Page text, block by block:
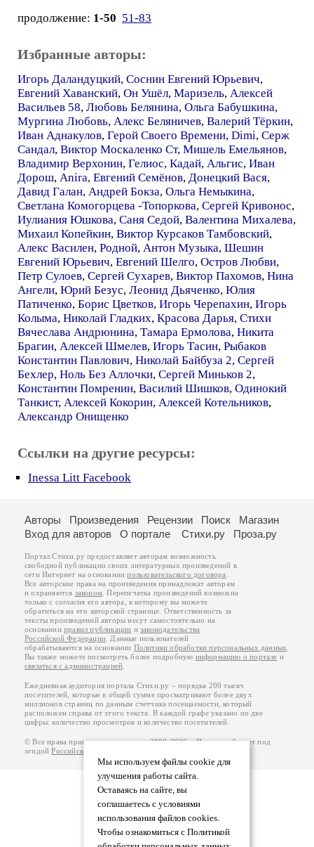
продолжение: 1-50 51-83
Избранные авторы:
Игорь Даландуцкий, Соснин Евгений Юрьевич,
Евгений Хаванский, Он Ушёл, Маризель, Алексей
Васильев 58, Любовь Белянина, Ольга Бабушкина,
Мургина Любовь, Алекс Беляничев, Валерий Тёркин,
Иван Аднакулов, Герой Своего Времени, Dimi, Серж
Сандал, Виктор Москаленко Ст, Мишель Емельянов,
Владимир Верхонин, Гелиос, Кадай, Альгис, Иван
Дорош, Anira, Евгений Семёнов, Донецкий Вася,
Давид Галан, Андрей Бокза, Ольга Немыкина,
Светлана Комогорцева -Топоркова, Сергей Кривонос,
Иулиания Юшкова, Саня Седой, Валентина Михалева,
Михаил Копейкин, Виктор Курсаков Тамбовский,
Алекс Василен, Родной, Антон Музыка, Шешин
Евгений Юрьевич, Евгений Шелго, Остров Любви,
Петр Сулоев, Сергей Сухарев, Виктор Пахомов, Нина
Ангели, Юрий Безус, Леонид Дьяченко, Юлия
Патиченко, Борис Цветков, Игорь Черепахин, Игорь
Колыма, Николай Гладких, Красова Дарья, Стихи
Вячеслава Андрюнина, Тамара Ермолова, Никита
Брагин, Алексей Шмелев, Игорь Тасин, Рыбаков
Константин Павлович, Николай Байбуза 2, Сергей
Бехлер, Ноль Без Аллочки, Сергей Миньков 2,
Константин Помренин, Василий Шишков, Одинокий
Танкист, Алексей Кокорин, Алексей Котельников,
Александр Онищенко
Ссылки на другие ресурсы:
Inessa Litt Facebook
Мы используем файлы cookie для
улучшения работы сайта.
Оставаясь на сайте, вы
соглашаетесь с условиями
использования файлов cookies.
Чтобы ознакомиться с Политикой
Авторы Произведения Рецензии Поиск
Магазин
Вход для авторов
О портале Стихи.ру Проза.ру
Портал Стихи.ру предоставляет авторам возможность
свободной публикации своих литературных произведений в
сети Интернет на основаниипользовательского договора
Все авторские права на произведения принадлежат авторам
и охраняются законом . Перепечатка произведений возможна
только с согласия его автора, к которому вы можете
обратиться на его авторской странице. Ответственность за
тексты произведений авторы несут самостоятельно на
основанииправил публикации изаконодательства
Российской Федерации . Данные пользователей
обрабатываются на основании Политики обработки персональных данных
Вы также можете посмотреть более подробную информацию о портале и
связаться с администрацией
Ежедневная аудитория портала Стихи.ру – порядка 200 тысяч
посетителей, которые в общей сумме просматривают более двух
миллионов страниц по данным счетчика посещаемости, который
расположен справа от этого текста. В каждой графе указано по две
цифры: количество просмотров и количество посетителей.
© Все права принадлежат авторам, 2000-2026. Портал работает под
эгидойРоссийского союза писателей